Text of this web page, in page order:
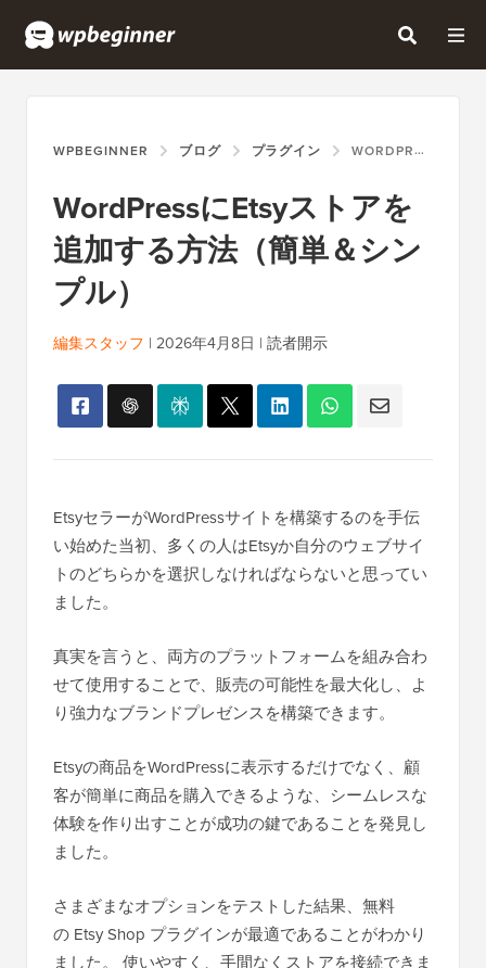
WPBEGINNER ブログ プラグイン WORDPRESSにETSYストアを追加する方法（簡単＆シンプル）
WordPressにEtsyストアを
追加する方法（簡単＆シン
プル）
編集スタッフ | 2026年4月8日 | 読者開示
EtsyセラーがWordPressサイトを構築するのを手伝
い始めた当初、多くの人はEtsyか自分のウェブサイ
トのどちらかを選択しなければならないと思ってい
ました。
真実を言うと、両方のプラットフォームを組み合わ
せて使用することで、販売の可能性を最大化し、よ
り強力なブランドプレゼンスを構築できます。
Etsyの商品をWordPressに表示するだけでなく、顧
客が簡単に商品を購入できるような、シームレスな
体験を作り出すことが成功の鍵であることを発見し
ました。
さまざまなオプションをテストした結果、無料
の Etsy Shop プラグインが最適であることがわかり
ました。 使いやすく、手間なくストアを接続できま